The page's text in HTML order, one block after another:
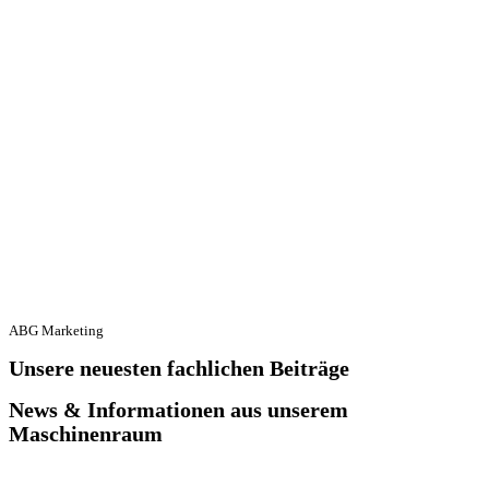
ABG Marketing
Unsere neuesten fachlichen Beiträge
News & Informationen aus unserem
Maschinenraum